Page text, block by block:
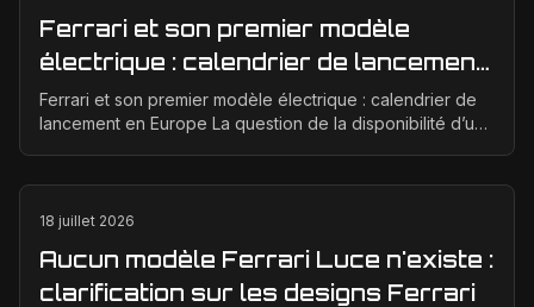
Ferrari et son premier modèle
électrique : calendrier de lancement
en Europe
Ferrari et son premier modèle électrique : calendrier de
lancement en Europe La question de la disponibilité d’une
18 juillet 2026
Aucun modèle Ferrari Luce n'existe :
clarification sur les designs Ferrari